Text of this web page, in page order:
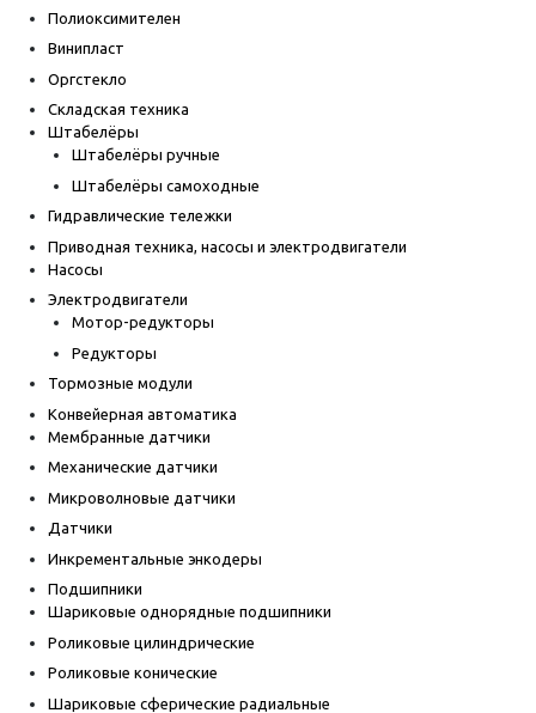
Полиоксимителен
Винипласт
Оргстекло
Складская техника
Штабелёры
Штабелёры ручные
Штабелёры самоходные
Гидравлические тележки
Приводная техника, насосы и электродвигатели
Насосы
Электродвигатели
Мотор-редукторы
Редукторы
Тормозные модули
Конвейерная автоматика
Мембранные датчики
Механические датчики
Микроволновые датчики
Датчики
Инкрементальные энкодеры
Подшипники
Шариковые однорядные подшипники
Роликовые цилиндрические
Роликовые конические
Шариковые сферические радиальные